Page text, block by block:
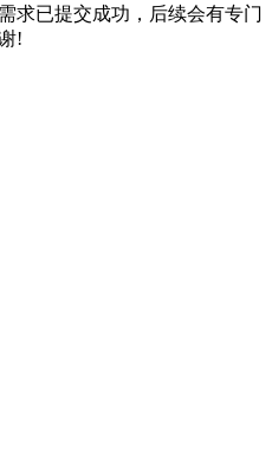
求已提交成功，后续会有专门
!